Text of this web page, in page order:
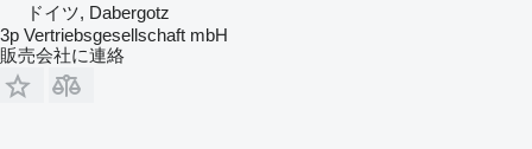
ドイツ, Dabergotz
3p Vertriebsgesellschaft mbH
販売会社に連絡